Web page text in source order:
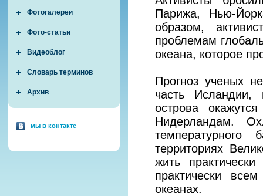
Фотогалереи
Фото-статьи
Видеоблог
Словарь терминов
Архив
мы в контакте
Парижа, Нью-
образом,
проблемам
океана, которое
Прогноз ученых
часть Исландии,
острова
Нидерландам.
территориях
жить
практически
океанах.